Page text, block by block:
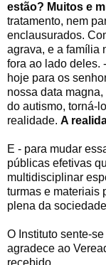
estão? Muitos e
tratamento, nem
enclausurados.
agrava, e a família
fora ao lado deles.
hoje para os
nossa data
do autismo, torná-
realidade. A
E - para mudar
públicas efetivas
multidisciplinar
turmas e materiais
plena da
O Instituto sente-
agradece ao